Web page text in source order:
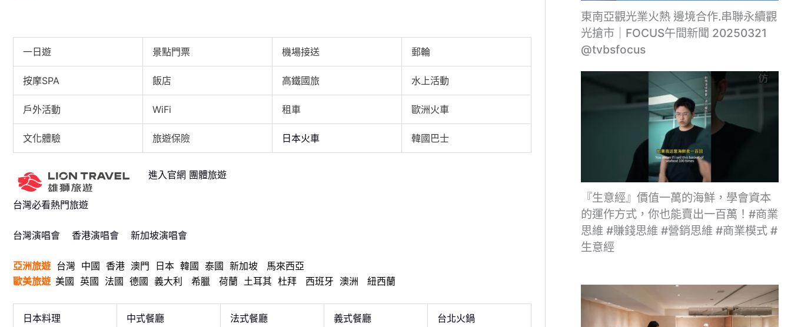
一日遊 景點門票 機場接送 郵輪
按摩SPA 飯店 高鐵國旅 水上活動
戶外活動 WiFi 租車 歐洲火車
文化體驗 旅遊保險 日本火車 韓國巴士
進入官網 團體旅遊
台灣必看熱門旅遊
台灣演唱會 香港演唱會 新加坡演唱會
亞洲旅遊 台灣 中國 香港 澳門 日本 韓國 泰國 新加坡
馬來西亞
歐美旅遊 美國 英國 法國 德國 義大利 希臘 荷蘭 土耳其 杜拜 西班牙 澳洲 紐西蘭
日本料理 中式餐廳 法式餐廳 義式餐廳 台北火鍋
東南亞觀光業火熱 邊境合作.串聯永續觀
光搶市｜FOCUS午間新聞 20250321
@tvbsfocus
『生意經』價值一萬的海鮮，學會資本
的運作方式，你也能賣出一百萬！#商業
思維 #賺錢思維 #營銷思維 #商業模式 #
生意經